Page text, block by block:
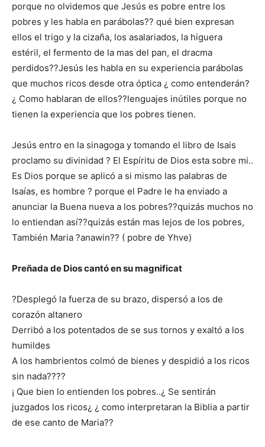
porque no olvidemos que Jesús es pobre entre los
pobres y les habla en parábolas?? qué bien expresan
ellos el trigo y la cizaña, los asalariados, la higuera
estéril, el fermento de la mas del pan, el dracma
perdidos??Jesús les habla en su experiencia parábolas
que muchos ricos desde otra óptica ¿ como entenderán?
¿ Como hablaran de ellos??lenguajes inútiles porque no
tienen la experiencia que los pobres tienen.
Jesús entro en la sinagoga y tomando el libro de Isais
proclamo su divinidad ? El Espíritu de Dios esta sobre mi..
Es Dios porque se aplicó a si mismo las palabras de
Isaías, es hombre ? porque el Padre le ha enviado a
anunciar la Buena nueva a los pobres??quizás muchos no
lo entiendan así??quizás están mas lejos de los pobres,
También Maria ?anawin?? ( pobre de Yhve)
Preñada de Dios cantó en su magnificat
?Desplegó la fuerza de su brazo, dispersó a los de
corazón altanero
Derribó a los potentados de se sus tornos y exaltó a los
humildes
A los hambrientos colmó de bienes y despidió a los ricos
sin nada????
¡ Que bien lo entienden los pobres..¿ Se sentirán
juzgados los ricos¿ ¿ como interpretaran la Biblia a partir
de ese canto de Maria??